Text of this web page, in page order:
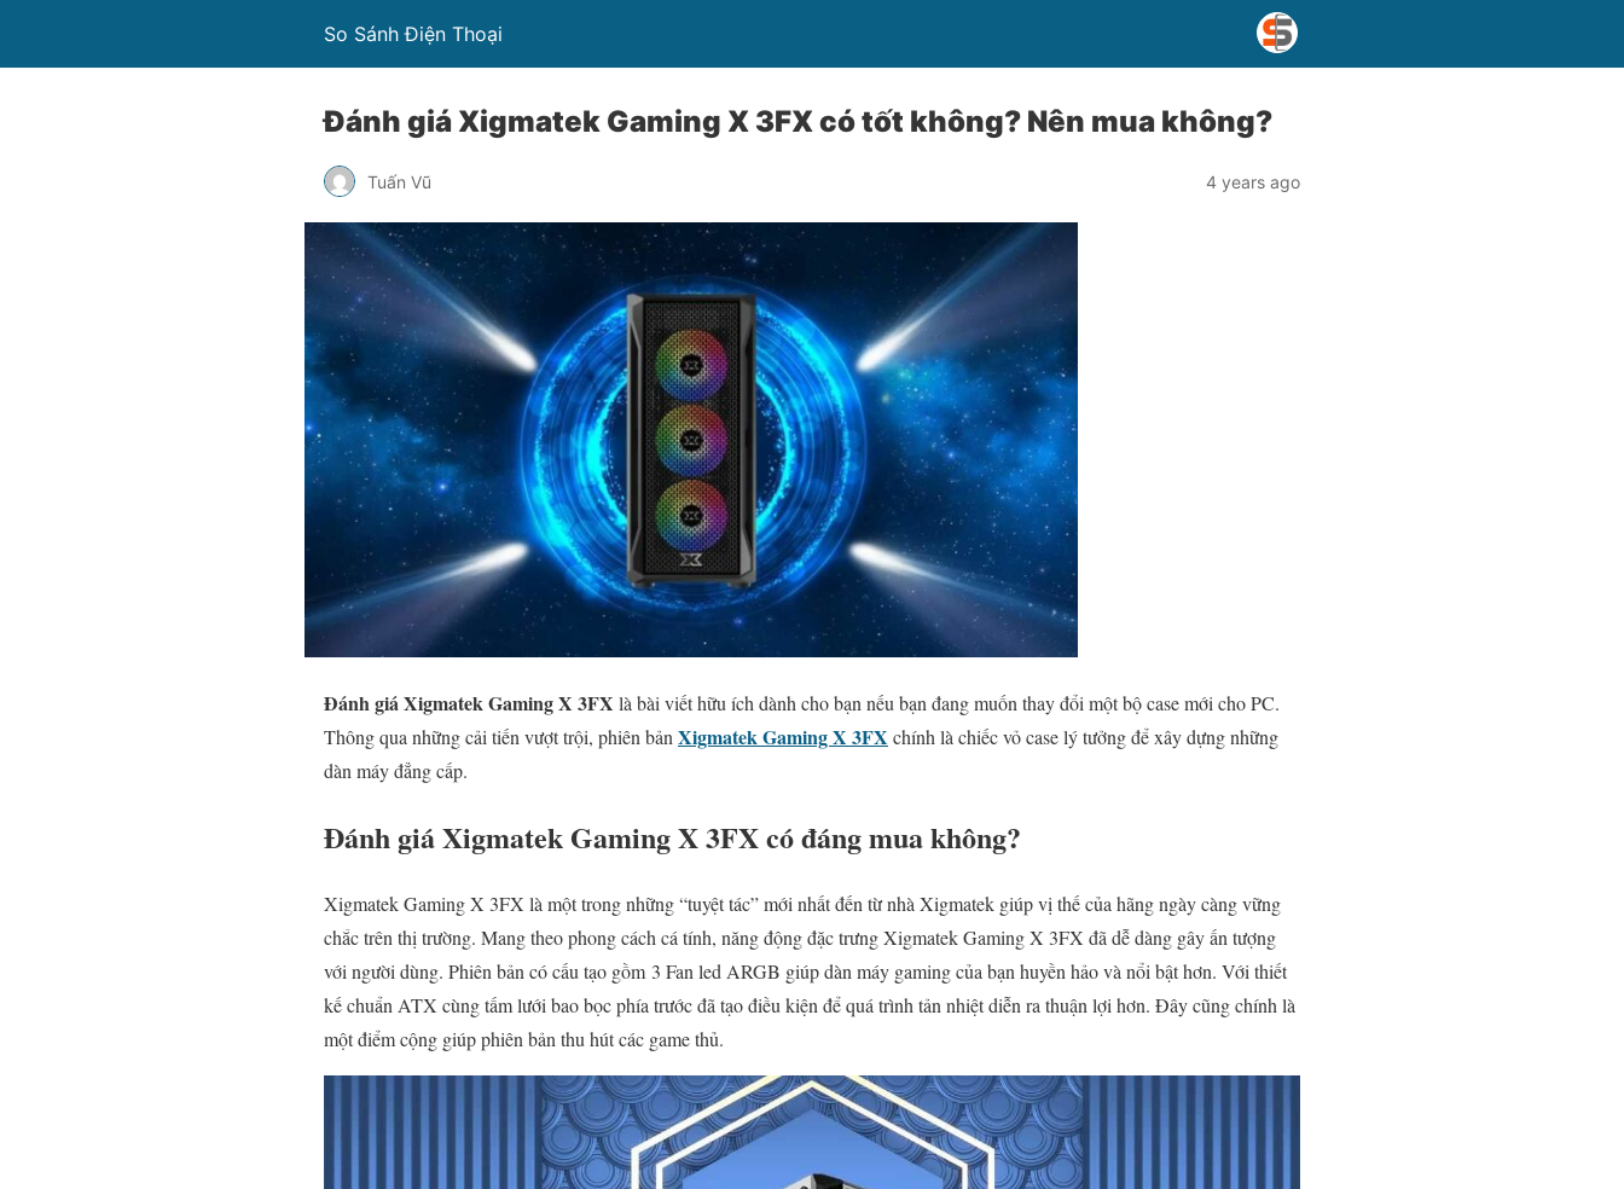
So Sánh Điện Thoại
Đánh giá Xigmatek Gaming X 3FX có tốt không? Nên mua không?
Tuấn Vũ 4 years ago
Đánh giá Xigmatek Gaming X 3FX là bài viết hữu ích dành cho bạn nếu bạn đang muốn thay đổi một bộ case mới cho PC.
Thông qua những cải tiến vượt trội, phiên bản Xigmatek Gaming X 3FX chính là chiếc vỏ case lý tưởng để xây dựng những
dàn máy đẳng cấp.
Đánh giá Xigmatek Gaming X 3FX có đáng mua không?
Xigmatek Gaming X 3FX là một trong những “tuyệt tác” mới nhất đến từ nhà Xigmatek giúp vị thế của hãng ngày càng vững
chắc trên thị trường. Mang theo phong cách cá tính, năng động đặc trưng Xigmatek Gaming X 3FX đã dễ dàng gây ấn tượng
với người dùng. Phiên bản có cấu tạo gồm 3 Fan led ARGB giúp dàn máy gaming của bạn huyền hảo và nổi bật hơn. Với thiết
kế chuẩn ATX cùng tấm lưới bao bọc phía trước đã tạo điều kiện để quá trình tản nhiệt diễn ra thuận lợi hơn. Đây cũng chính là
một điểm cộng giúp phiên bản thu hút các game thủ.